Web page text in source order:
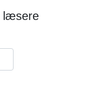
læsere